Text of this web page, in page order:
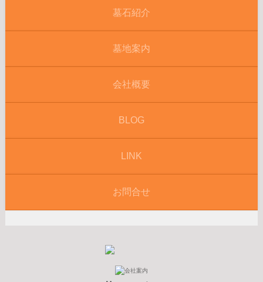
墓石紹介
墓地案内
会社概要
BLOG
LINK
お問合せ